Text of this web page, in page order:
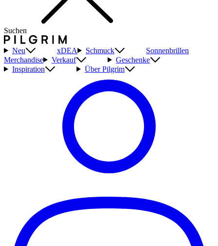
Suchen
Neu xDEA Schmuck
Sonnenbrillen
Merchandise
Verkauf
Geschenke
Inspiration
Über Pilgrim